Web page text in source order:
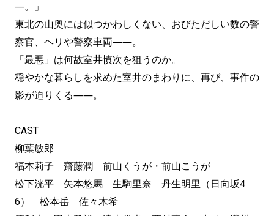
―。」
東北の山奥には似つかわしくない、おびただしい数の警
察官、ヘリや警察車両――。
「最悪」は何故室井慎次を狙うのか。
穏やかな暮らしを求めた室井のまわりに、再び、事件の
影が迫りくる――。
CAST
柳葉敏郎
福本莉子 齋藤潤 前山くうが・前山こうが
松下洸平 矢本悠馬 生駒里奈 丹生明里（日向坂4
6） 松本岳 佐々木希